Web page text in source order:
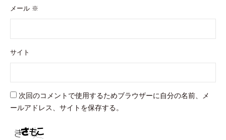
メール ※
サイト
次回のコメントで使用するためブラウザーに自分の名前、メ
ールアドレス、サイトを保存する。